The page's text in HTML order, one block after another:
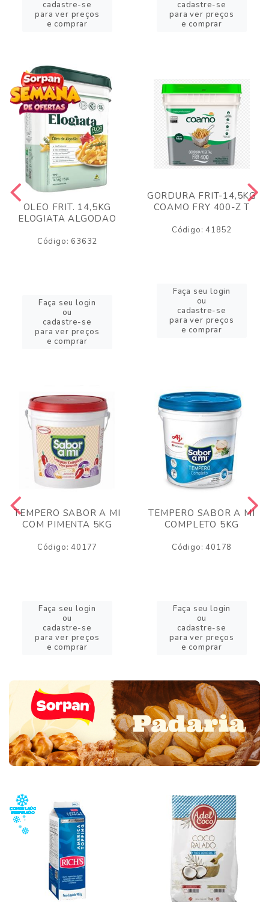
cadastre-se
para ver preços
e comprar
cadastre-se
para ver preços
e comprar
OLEO FRIT. 14,5KG
ELOGIATA ALGODAO
Código: 63632
Faça seu login
ou
cadastre-se
para ver preços
e comprar
GORDURA FRIT-14,5KG
COAMO FRY 400-Z T
Código: 41852
Faça seu login
ou
cadastre-se
para ver preços
e comprar
TEMPERO SABOR A MI
COM PIMENTA 5KG
Código: 40177
Faça seu login
ou
cadastre-se
para ver preços
e comprar
TEMPERO SABOR A MI
COMPLETO 5KG
Código: 40178
Faça seu login
ou
cadastre-se
para ver preços
e comprar